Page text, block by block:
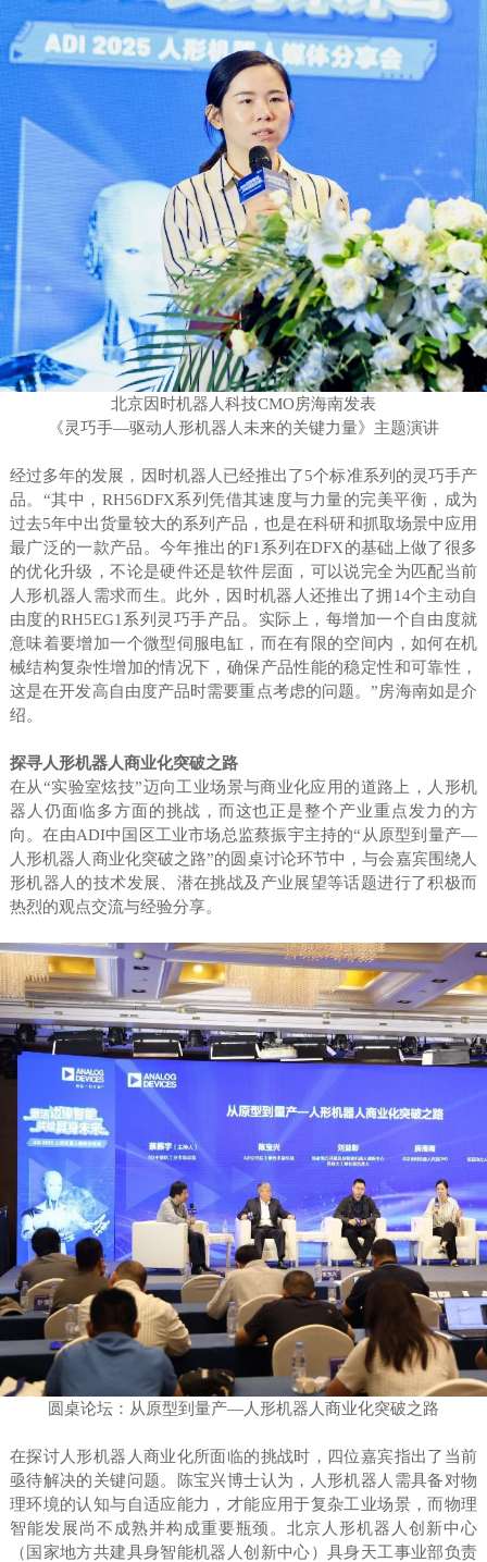
北京因时机器人科技CMO房海南发表
《灵巧手—驱动人形机器人未来的关键力量》主题演讲
经过多年的发展，因时机器人已经推出了5个标准系列的灵巧手产
品。“其中，RH56DFX系列凭借其速度与力量的完美平衡，成为
过去5年中出货量较大的系列产品，也是在科研和抓取场景中应用
最广泛的一款产品。今年推出的F1系列在DFX的基础上做了很多
的优化升级，不论是硬件还是软件层面，可以说完全为匹配当前
人形机器人需求而生。此外，因时机器人还推出了拥14个主动自
由度的RH5EG1系列灵巧手产品。实际上，每增加一个自由度就
意味着要增加一个微型伺服电缸，而在有限的空间内，如何在机
械结构复杂性增加的情况下，确保产品性能的稳定性和可靠性，
这是在开发高自由度产品时需要重点考虑的问题。”房海南如是介
绍。
探寻人形机器人商业化突破之路
在从“实验室炫技”迈向工业场景与商业化应用的道路上，人形机
器人仍面临多方面的挑战，而这也正是整个产业重点发力的方
向。在由ADI中国区工业市场总监蔡振宇主持的“从原型到量产—
人形机器人商业化突破之路”的圆桌讨论环节中，与会嘉宾围绕人
形机器人的技术发展、潜在挑战及产业展望等话题进行了积极而
热烈的观点交流与经验分享。
圆桌论坛：从原型到量产—人形机器人商业化突破之路
在探讨人形机器人商业化所面临的挑战时，四位嘉宾指出了当前
亟待解决的关键问题。陈宝兴博士认为，人形机器人需具备对物
理环境的认知与自适应能力，才能应用于复杂工业场景，而物理
智能发展尚不成熟并构成重要瓶颈。北京人形机器人创新中心
（国家地方共建具身智能机器人创新中心）具身天工事业部负责